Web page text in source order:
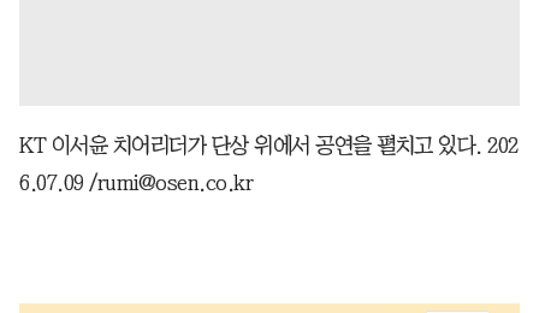
KT 이서윤 치어리더가 단상 위에서 공연을 펼치고 있다. 202
6.07.09 /rumi@osen.co.kr